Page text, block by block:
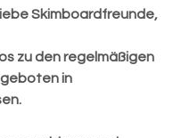
Skimboardfreunde,
zu den regelmäßigen
in